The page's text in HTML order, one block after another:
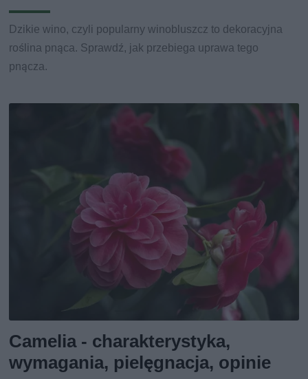
Dzikie wino, czyli popularny winobluszcz to dekoracyjna
roślina pnąca. Sprawdź, jak przebiega uprawa tego
pnącza.
Camelia - charakterystyka,
wymagania, pielęgnacja, opinie